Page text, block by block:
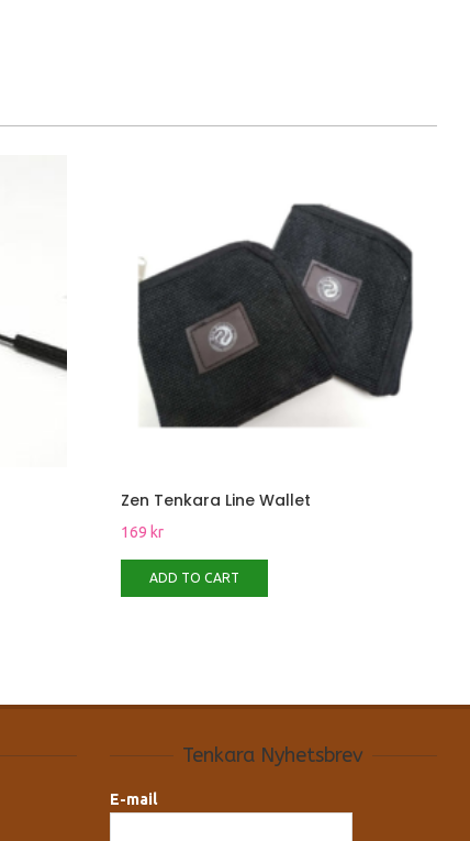
Zen Tenkara Line Wallet
169 kr
ADD TO CART
Tenkara Nyhetsbrev
E-mail